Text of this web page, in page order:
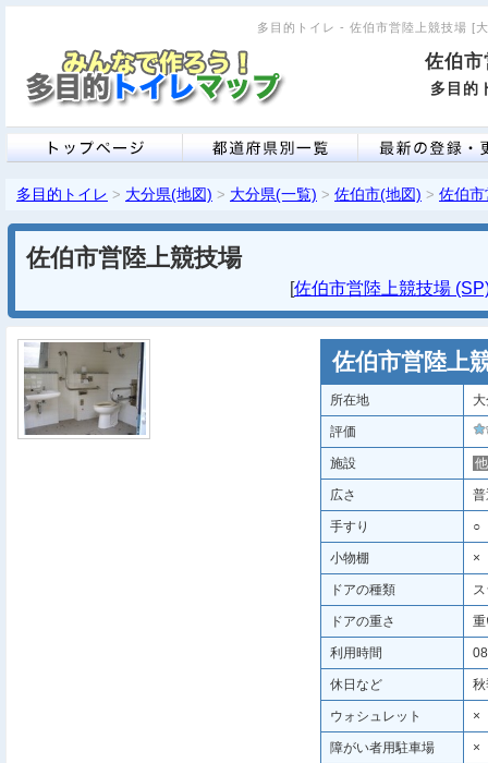
多目的トイレ - 佐伯市営陸上競技場 [
佐伯
多目的
多目的トイレ > 大分県(地図) > 大分県(一覧) > 佐伯市(地図) > 佐伯
佐伯市営陸上競技場
[佐伯市営陸上競技場
佐伯市営陸上
所在地
評価
施設 他
広さ
手すり ○
小物棚 ×
ドアの種類
ドアの重さ
利用時間
休日など
ウォシュレット ×
障がい者用駐車場 ×